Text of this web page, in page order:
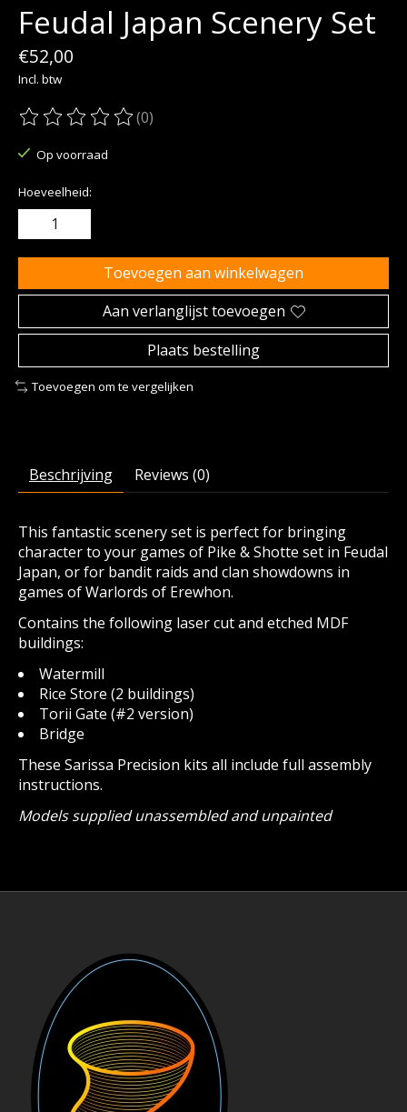
Feudal Japan Scenery Set
€52,00
Incl. btw
De beoordeling van dit product is
(0)
Op voorraad
Hoeveelheid:
Toevoegen aan winkelwagen
Aan verlanglijst toevoegen
Plaats bestelling
Toevoegen om te vergelijken
Beschrijving Reviews (0)
This fantastic scenery set is perfect for bringing
character to your games of Pike & Shotte set in Feudal
Japan, or for bandit raids and clan showdowns in
games of Warlords of Erewhon.
Contains the following laser cut and etched MDF
buildings:
Watermill
Rice Store (2 buildings)
Torii Gate (#2 version)
Bridge
These Sarissa Precision kits all include full assembly
instructions.
Models supplied unassembled and unpainted